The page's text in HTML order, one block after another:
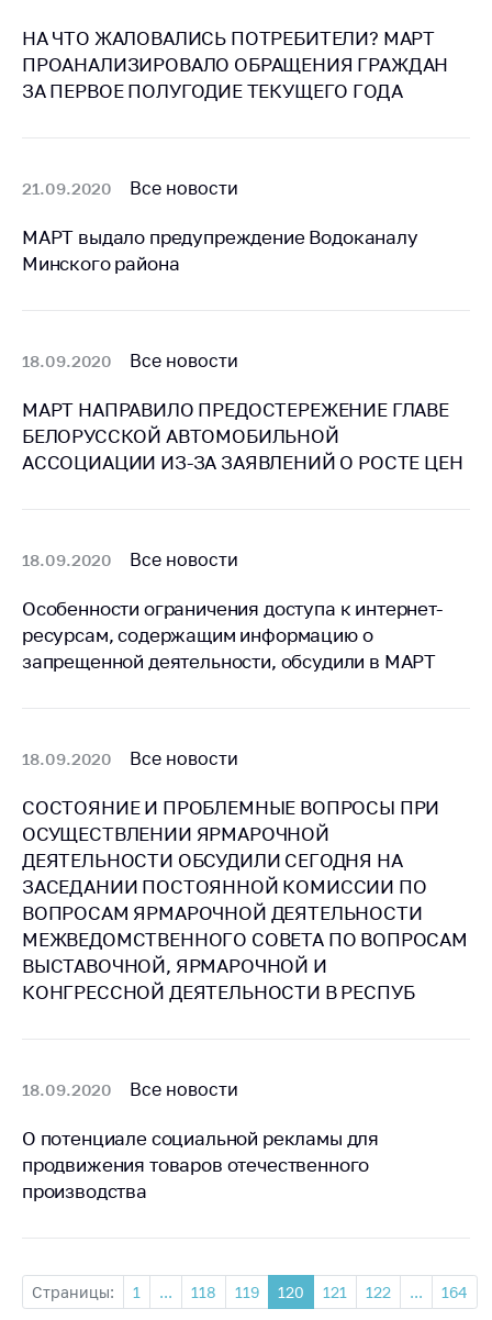
Общественное
обсуждение
проектов
Упрощение условий
Рекомендации по
предотвращению
общественного
обслуживания
Обучение по
вопросам
конкурентной
политики
НА ЧТО ЖАЛОВАЛИСЬ ПОТРЕБИТЕЛИ? МАРТ
ПРОАНАЛИЗИРОВАЛО ОБРАЩЕНИЯ ГРАЖДАН
ЗА ПЕРВОЕ ПОЛУГОДИЕ ТЕКУЩЕГО ГОДА
21.09.2020 Все новости
МАРТ выдало предупреждение Водоканалу
Минского района
18.09.2020 Все новости
МАРТ НАПРАВИЛО ПРЕДОСТЕРЕЖЕНИЕ ГЛАВЕ
БЕЛОРУССКОЙ АВТОМОБИЛЬНОЙ
АССОЦИАЦИИ ИЗ-ЗА ЗАЯВЛЕНИЙ О РОСТЕ ЦЕН
18.09.2020 Все новости
Особенности ограничения доступа к интернет-
ресурсам, содержащим информацию о
запрещенной деятельности, обсудили в МАРТ
18.09.2020 Все новости
СОСТОЯНИЕ И ПРОБЛЕМНЫЕ ВОПРОСЫ ПРИ
ОСУЩЕСТВЛЕНИИ ЯРМАРОЧНОЙ
ДЕЯТЕЛЬНОСТИ ОБСУДИЛИ СЕГОДНЯ НА
ЗАСЕДАНИИ ПОСТОЯННОЙ КОМИССИИ ПО
ВОПРОСАМ ЯРМАРОЧНОЙ ДЕЯТЕЛЬНОСТИ
МЕЖВЕДОМСТВЕННОГО СОВЕТА ПО ВОПРОСАМ
ВЫСТАВОЧНОЙ, ЯРМАРОЧНОЙ И
КОНГРЕССНОЙ ДЕЯТЕЛЬНОСТИ В РЕСПУБ
18.09.2020 Все новости
О потенциале социальной рекламы для
продвижения товаров отечественного
производства
Страницы: 1 ... 118 119 120 121 122 ... 164